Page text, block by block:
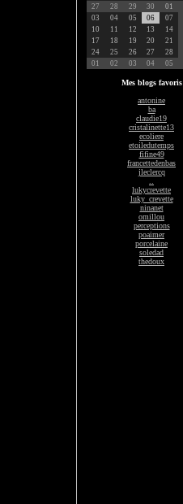
27
28 29 30 01
03
04 05 06 07
10
11 12 13 14
17
18 19 20 21
24
25 26 27 28
01
02 03 04 05
Mes blogs favoris
antonine
ba
claudie19
cristalinette13
ecoliere
etoiledutemps
fifine49
francettedenbas
jleclercq
lukycrevette
luky_crevette
ninanet
omillou
perceptions
poaimer
porcelaine
soledad
thedoux